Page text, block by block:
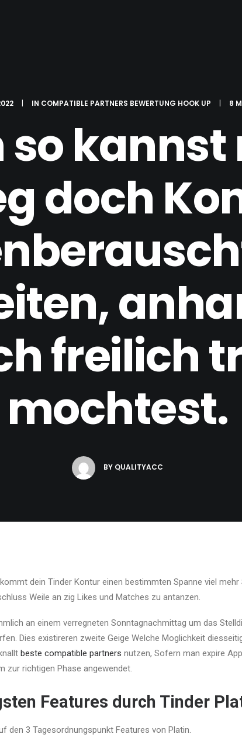
| IN COMPATIBLE PARTNERS BEWERTUNG HOOK UP | 8
kannst
doch
freilich
mochtest.
BY QUALITYACC
dein Tinder Kontur einen bestimmten Spanne viel mehr
Weile an zig Likes und Matches zu antanzen.
an einem verregneten Sonntagnachmittag um das
Dies existireren zweite Geige Welche Moglichkeit
beste compatible partners nutzen, Sofern man expire
zur richtigen Phase angewendet.
Features durch Tinder
den 3 Tagesordnungspunkt Features von Platin.